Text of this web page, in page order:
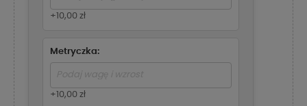
+10,00 zł
Metryczka:
+10,00 zł